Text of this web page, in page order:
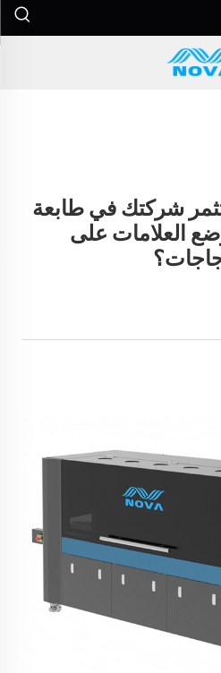
شركتك في طابعة
العلامات على